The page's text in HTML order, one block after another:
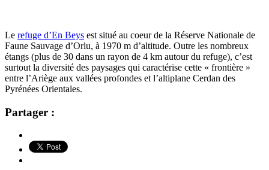
Le refuge d’En Beys est situé au coeur de la Réserve Nationale de
Faune Sauvage d’Orlu, à 1970 m d’altitude. Outre les nombreux
étangs (plus de 30 dans un rayon de 4 km autour du refuge), c’est
surtout la diversité des paysages qui caractérise cette « frontière »
entre l’Ariège aux vallées profondes et l’altiplane Cerdan des
Pyrénées Orientales.
Partager :